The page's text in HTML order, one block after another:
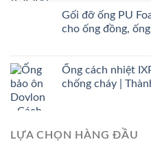
Gối đỡ ống PU
cho ống đồng,
Ống cách nhiệt
chống cháy |
LỰA CHỌN HÀNG ĐẦU